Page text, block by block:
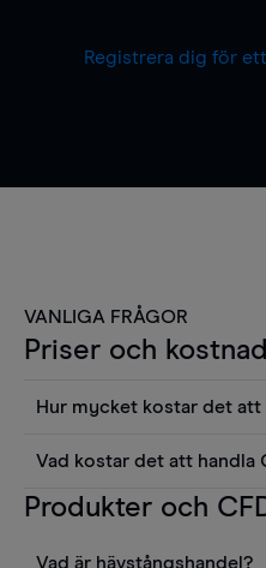
Registrera dig för
VANLIGA FRÅGOR
Priser och
Hur mycket kostar det
använda sådana verktyg
aktierapporter utan
Vad kostar det att handla
Det är en rad kostnader att
innehavskostnader (för
Produkter och
Vad är hävstångshandel?